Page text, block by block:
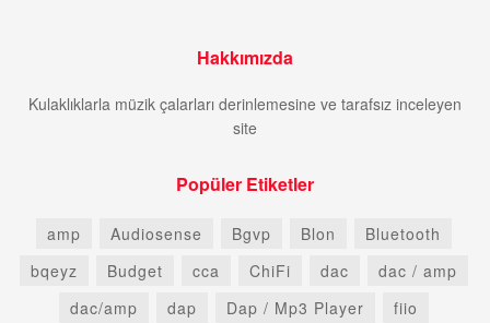
Hakkımızda
Kulaklıklarla müzik çalarları derinlemesine ve tarafsız inceleyen
site
Popüler Etiketler
amp Audiosense Bgvp Blon
Bluetooth
bqeyz
Budget cca ChiFi dac
dac / amp
dac/amp
dap Dap / Mp3 Player
fiio